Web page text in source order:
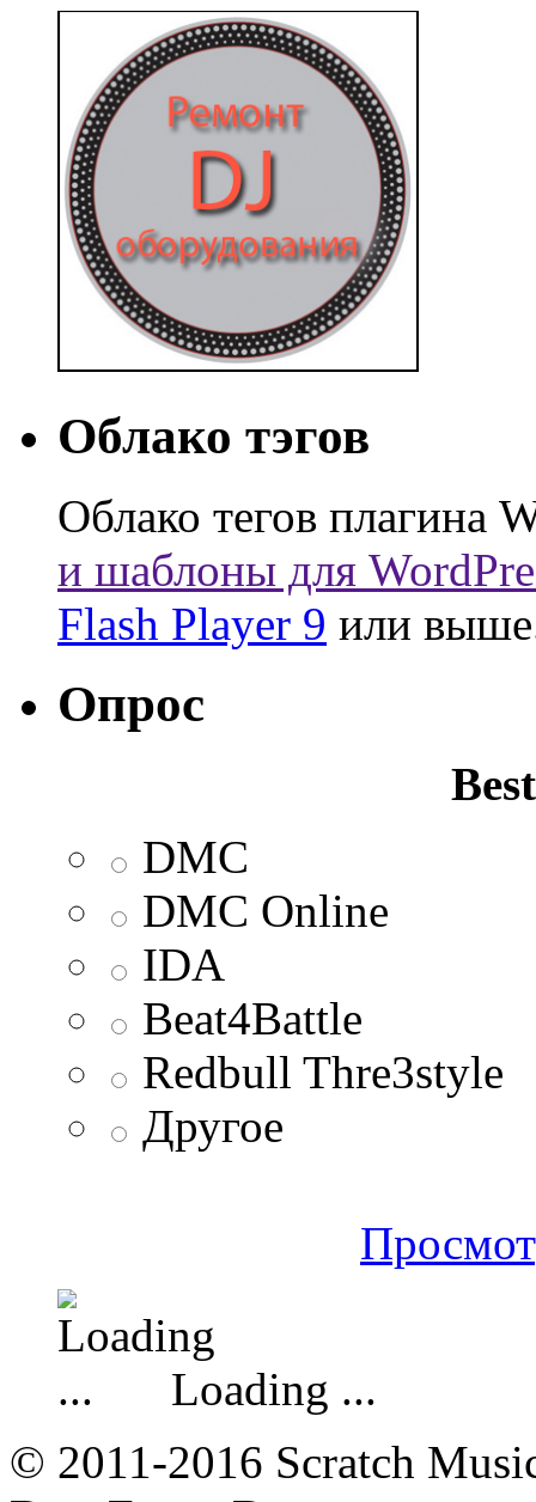
Облако тэгов
Облако тегов плагина
и шаблоны для
Flash Player 9 или
Опрос
DMC
DMC Online
IDA
Beat4Battle
Redbull Thre3style
Другое
Loading ...
© 2011-2016 Scratch